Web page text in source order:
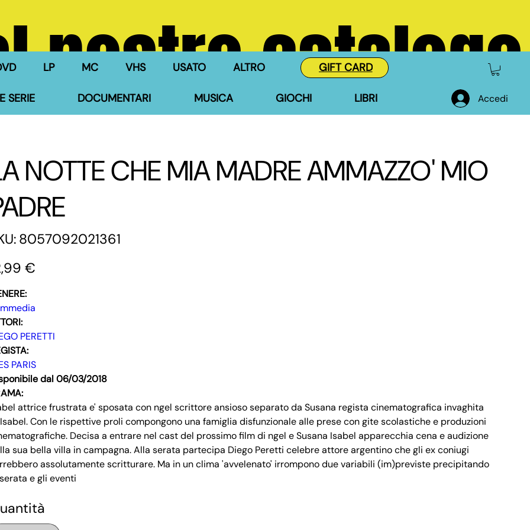
LP MC VHS USATO ALTRO
SERIE DOCUMENTARI MUSICA GIOCHI LIBRI
GIFT CARD
Accedi
nostro catalogo
NOTTE CHE MIA MADRE AMMAZZO' MIO
SKU
8057092021361
8057092021361
€
PERETTI
PARIS
dal 06/03/2018
attrice frustrata e' sposata con ngel scrittore ansioso separato da Susana regista cinematografica invaghita
Con le rispettive proli compongono una famiglia disfunzionale alle prese con gite scolastiche e produzioni
Decisa a entrare nel cast del prossimo film di ngel e Susana Isabel apparecchia cena e audizione
sua bella villa in campagna. Alla serata partecipa Diego Peretti celebre attore argentino che gli ex coniugi
assolutamente scritturare. Ma in un clima 'avvelenato' irrompono due variabili (im)previste precipitando
e gli eventi